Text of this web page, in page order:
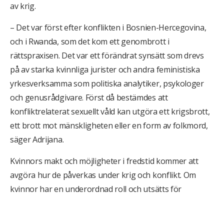
av krig.
– Det var först efter konflikten i Bosnien-Hercegovina,
och i Rwanda, som det kom ett genombrott i
rättspraxisen. Det var ett förändrat synsätt som drevs
på av starka kvinnliga jurister och andra feministiska
yrkesverksamma som politiska analytiker, psykologer
och genusrådgivare. Först då bestämdes att
konfliktrelaterat sexuellt våld kan utgöra ett krigsbrott,
ett brott mot mänskligheten eller en form av folkmord,
säger Adrijana.
Kvinnors makt och möjligheter i fredstid kommer att
avgöra hur de påverkas under krig och konflikt. Om
kvinnor har en underordnad roll och utsätts för